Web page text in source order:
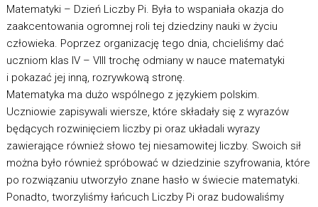
Matematyki – Dzień Liczby Pi. Była to wspaniała okazja do
zaakcentowania ogromnej roli tej dziedziny nauki w życiu
człowieka. Poprzez organizację tego dnia, chcieliśmy dać
uczniom klas IV – VIII trochę odmiany w nauce matematyki
i pokazać jej inną, rozrywkową stronę.
Matematyka ma dużo wspólnego z językiem polskim.
Uczniowie zapisywali wiersze, które składały się z wyrazów
będących rozwinięciem liczby pi oraz układali wyrazy
zawierające również słowo tej niesamowitej liczby. Swoich sił
można było również spróbować w dziedzinie szyfrowania, które
po rozwiązaniu utworzyło znane hasło w świecie matematyki.
Ponadto, tworzyliśmy łańcuch Liczby Pi oraz budowaliśmy